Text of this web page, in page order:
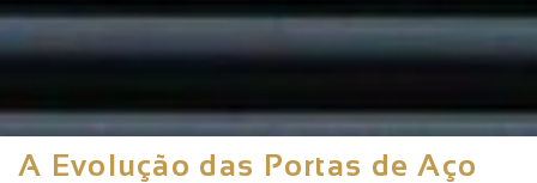
Neste artigo, vamos explorar por que asportas de
enrolar automáticasestão se tornando cada vez
mais populares no ambiente residencial, como elas
são importantes na escolha e instalação.
A Evolução das Portas de Aço